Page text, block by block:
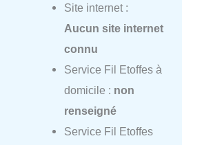
Site internet :
Aucun site internet
connu
Service Fil Etoffes à
domicile : non
renseigné
Service Fil Etoffes